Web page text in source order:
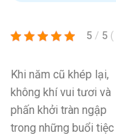
5 / 5 (
Khi năm cũ khép lại,
không khí vui tươi và
phấn khởi tràn ngập
trong những buổi tiệc